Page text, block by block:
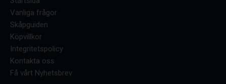
Vanliga frågor
Skåpguiden
Köpvillkor
Integritetspolicy
Kontakta oss
Få vårt Nyhetsbrev